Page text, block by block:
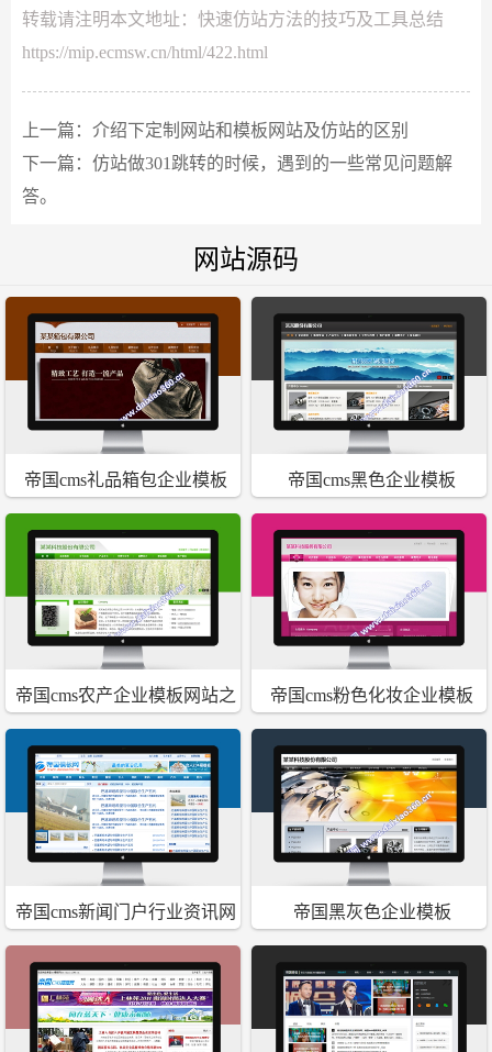
转载请注明本文地址： 快速仿站方法的技巧及工具总结
https://mip.ecmsw.cn/html/422.html
上一篇： 介绍下定制网站和模板网站及仿站的区别
下一篇： 仿站做301跳转的时候，遇到的一些常见问题解
答。
网站源码
帝国cms礼品箱包企业模板 帝国cms黑色企业模板
帝国cms农产企业模板网站之
绿色环保
帝国cms粉色化妆企业模板
帝国cms新闻门户行业资讯网
站程序模板
帝国黑灰色企业模板